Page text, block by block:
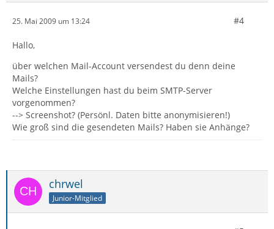
25. Mai 2009 um 13:24 #4
Hallo,
über welchen Mail-Account versendest du denn deine
Mails?
Welche Einstellungen hast du beim SMTP-Server
vorgenommen?
--> Screenshot? (Persönl. Daten bitte anonymisieren!)
Wie groß sind die gesendeten Mails? Haben sie Anhänge?
chrwel
Junior-Mitglied